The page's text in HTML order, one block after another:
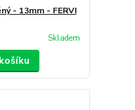
- 13mm - FERVI
Skladem